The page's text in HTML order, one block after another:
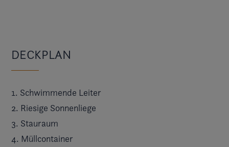
DECKPLAN
1. Schwimmende Leiter
2. Riesige Sonnenliege
3. Stauraum
4. Müllcontainer